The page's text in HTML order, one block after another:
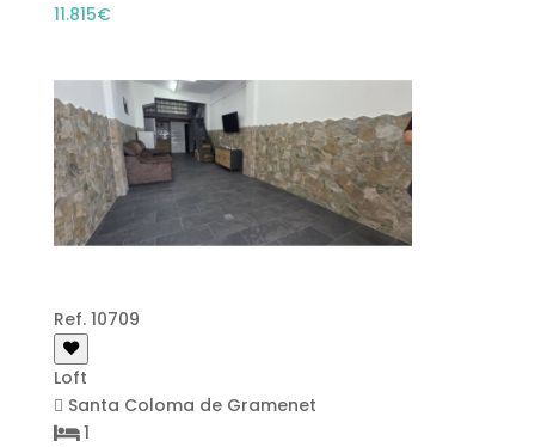
11.815€
Ref. 10709
Loft
Santa Coloma de Gramenet
1